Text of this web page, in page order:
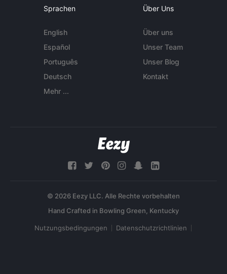
Sprachen
English
Español
Português
Deutsch
Mehr ...
Über Uns
Über uns
Unser Team
Unser Blog
Kontakt
© 2026 Eezy LLC. Alle Rechte vorbehalten
Nutzungsbedingungen Datenschutzrichtlinien